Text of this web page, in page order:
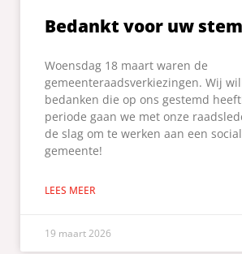
Bedankt voor uw
Woensdag 18 maart waren de
gemeenteraadsverkiezingen. Wij
bedanken die op ons gestemd
periode gaan we met onze
de slag om te werken aan een
gemeente!
LEES MEER
19 maart 2026